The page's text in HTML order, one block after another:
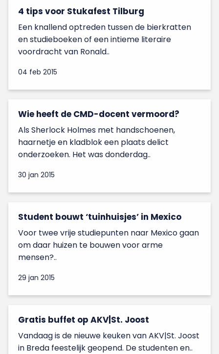
4 tips voor Stukafest Tilburg
Een knallend optreden tussen de bierkratten
en studieboeken of een intieme literaire
voordracht van Ronald..
04 feb 2015
Wie heeft de CMD-docent vermoord?
Als Sherlock Holmes met handschoenen,
haarnetje en kladblok een plaats delict
onderzoeken. Het was donderdag..
30 jan 2015
Student bouwt ‘tuinhuisjes’ in Mexico
Voor twee vrije studiepunten naar Mexico gaan
om daar huizen te bouwen voor arme
mensen?..
29 jan 2015
Gratis buffet op AKV|St. Joost
Vandaag is de nieuwe keuken van AKV|St. Joost
in Breda feestelijk geopend. De studenten en..